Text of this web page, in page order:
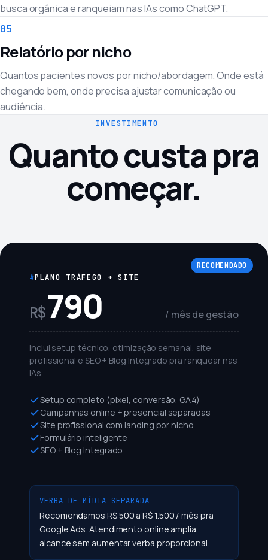
busca orgânica e ranqueiam nas IAs como ChatGPT.
05
Relatório por nicho
Quantos pacientes novos por nicho/abordagem. Onde está
chegando bem, onde precisa ajustar comunicação ou
audiência.
INVESTIMENTO
Quanto custa pra
começar.
RECOMENDADO
PLANO TRÁFEGO + SITE
R$790 / mês de gestão
Inclui setup técnico, otimização semanal, site
profissional e SEO + Blog Integrado pra ranquear nas
IAs.
Setup completo (pixel, conversão, GA4)
Campanhas online + presencial separadas
Site profissional com landing por nicho
Formulário inteligente
SEO + Blog Integrado
VERBA DE MÍDIA SEPARADA
Recomendamos R$ 500 a R$ 1.500 / mês pra
Google Ads. Atendimento online amplia
alcance sem aumentar verba proporcional.